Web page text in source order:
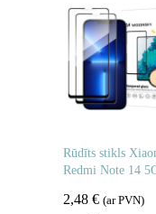
Rūdīts stikls
Redmi Note 14
līmējams rūdīts
2,48 € (ar PVN)